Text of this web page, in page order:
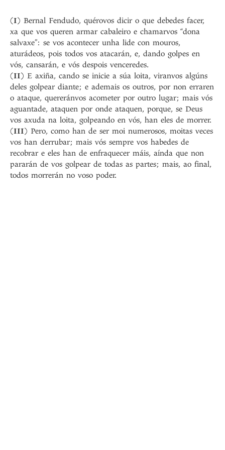
(I) Bernal Fendudo, quérovos dicir o que debedes facer,
xa que vos queren armar cabaleiro e chamarvos “dona
salvaxe”: se vos acontecer unha lide con mouros,
aturádeos, pois todos vos atacarán, e, dando golpes en
vós, cansarán, e vós despois venceredes.
(II) E axiña, cando se inicie a súa loita, viranvos algúns
deles golpear diante; e ademais os outros, por non erraren
o ataque, quereránvos acometer por outro lugar; mais vós
aguantade, ataquen por onde ataquen, porque, se Deus
vos axuda na loita, golpeando en vós, han eles de morrer.
(III) Pero, como han de ser moi numerosos, moitas veces
vos han derrubar; mais vós sempre vos habedes de
recobrar e eles han de enfraquecer máis, aínda que non
pararán de vos golpear de todas as partes; mais, ao final,
todos morrerán no voso poder.